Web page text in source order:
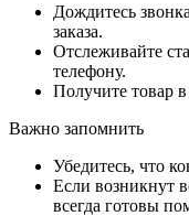
Дождитесь
заказа.
Отслеживайте
телефону.
Получите товар
Важно запомнить
Убедитесь, что
Если возникнут
всегда готовы